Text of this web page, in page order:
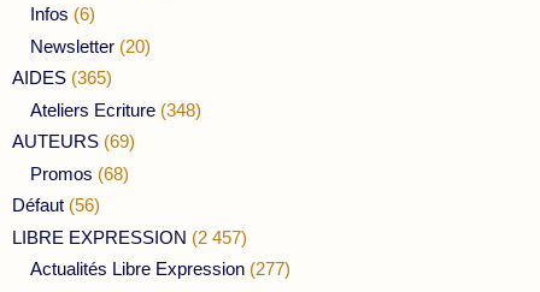
Infos (6)
Newsletter (20)
AIDES (365)
Ateliers Ecriture (348)
AUTEURS (69)
Promos (68)
Défaut (56)
LIBRE EXPRESSION (2 457)
Actualités Libre Expression (277)